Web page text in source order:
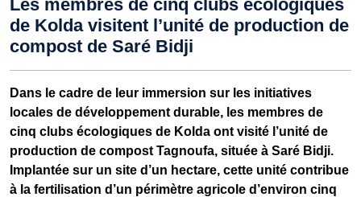
Les membres de cinq clubs écologiques
de Kolda visitent l’unité de production de
compost de Saré Bidji
Dans le cadre de leur immersion sur les initiatives
locales de développement durable, les membres de
cinq clubs écologiques de Kolda ont visité l’unité de
production de compost Tagnoufa, située à Saré Bidji.
Implantée sur un site d’un hectare, cette unité contribue
à la fertilisation d’un périmètre agricole d’environ cinq